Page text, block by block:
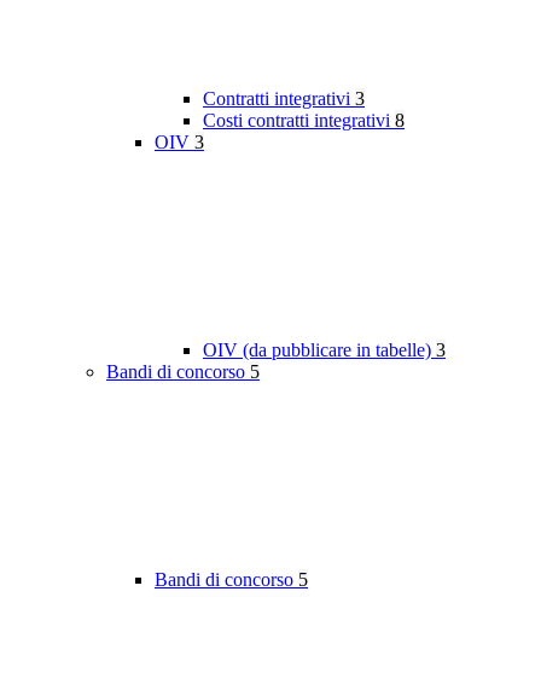
Contratti integrativi 3
Costi contratti integrativi 8
OIV 3
OIV (da pubblicare in tabelle) 3
Bandi di concorso 5
Bandi di concorso 5